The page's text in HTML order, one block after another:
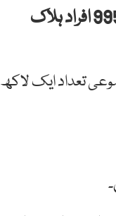
دنیا بھر میں کورونا کیسز کی تعداد 2 کروڑ سے زائد ہو گئی ہے جب کہ7 لاکھ 33ہزار995 افراد ہلاک
گئی ہے اور اموات کی مجموعی تعداد ایک لاکھ